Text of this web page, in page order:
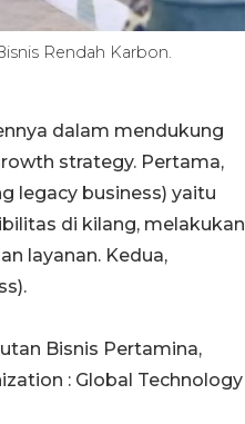
Rendah Karbon.
dalam mendukung
strategy. Pertama,
legacy business) yaitu
di kilang, melakukan
layanan. Kedua,
Bisnis Pertamina,
: Global Technology